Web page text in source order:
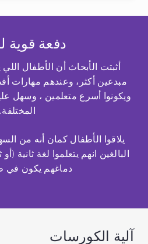
دفعة قوية
أثبتت الأبحاث أن الأطفال اللي
مبدعين أكثر، وعندهم مهارات
ويكونوا أسرع متعلمين ، وسهل
المختلفة.
يلاقوا الأطفال كمان أنه من
البالغين انهم يتعلموا لغة ثانية
دماغهم يكون في
آلية الكورسات